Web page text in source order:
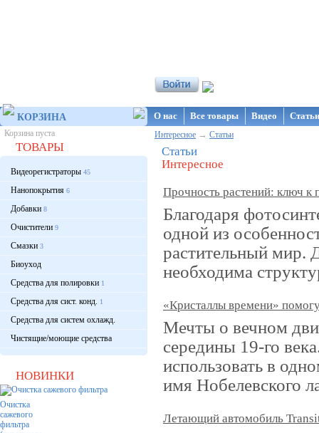
КОРЗИНА
Корзина пуста
ТОВАРЫ
Видеорегистраторы 45
Нанопокрытия 6
Добавки 8
Очистители 9
Смазки 3
Биоуход
Средства для полировки 1
Средства для сист. конд. 1
Средства для систем охлажд.
Чистящие/моющие средства
НОВИНКИ
Очистка
сажевого
фильтра
О нас Все товары Видео
Интересное → Статьи
Статьи
Интересное
Прочность растений: ключ к
Благодаря
одной из
растительный мир.
необходима
«Кристаллы времени»
Мечты о вечном
середины 19-го
использовать в
имя Нобелевского
Летающий автомобиль